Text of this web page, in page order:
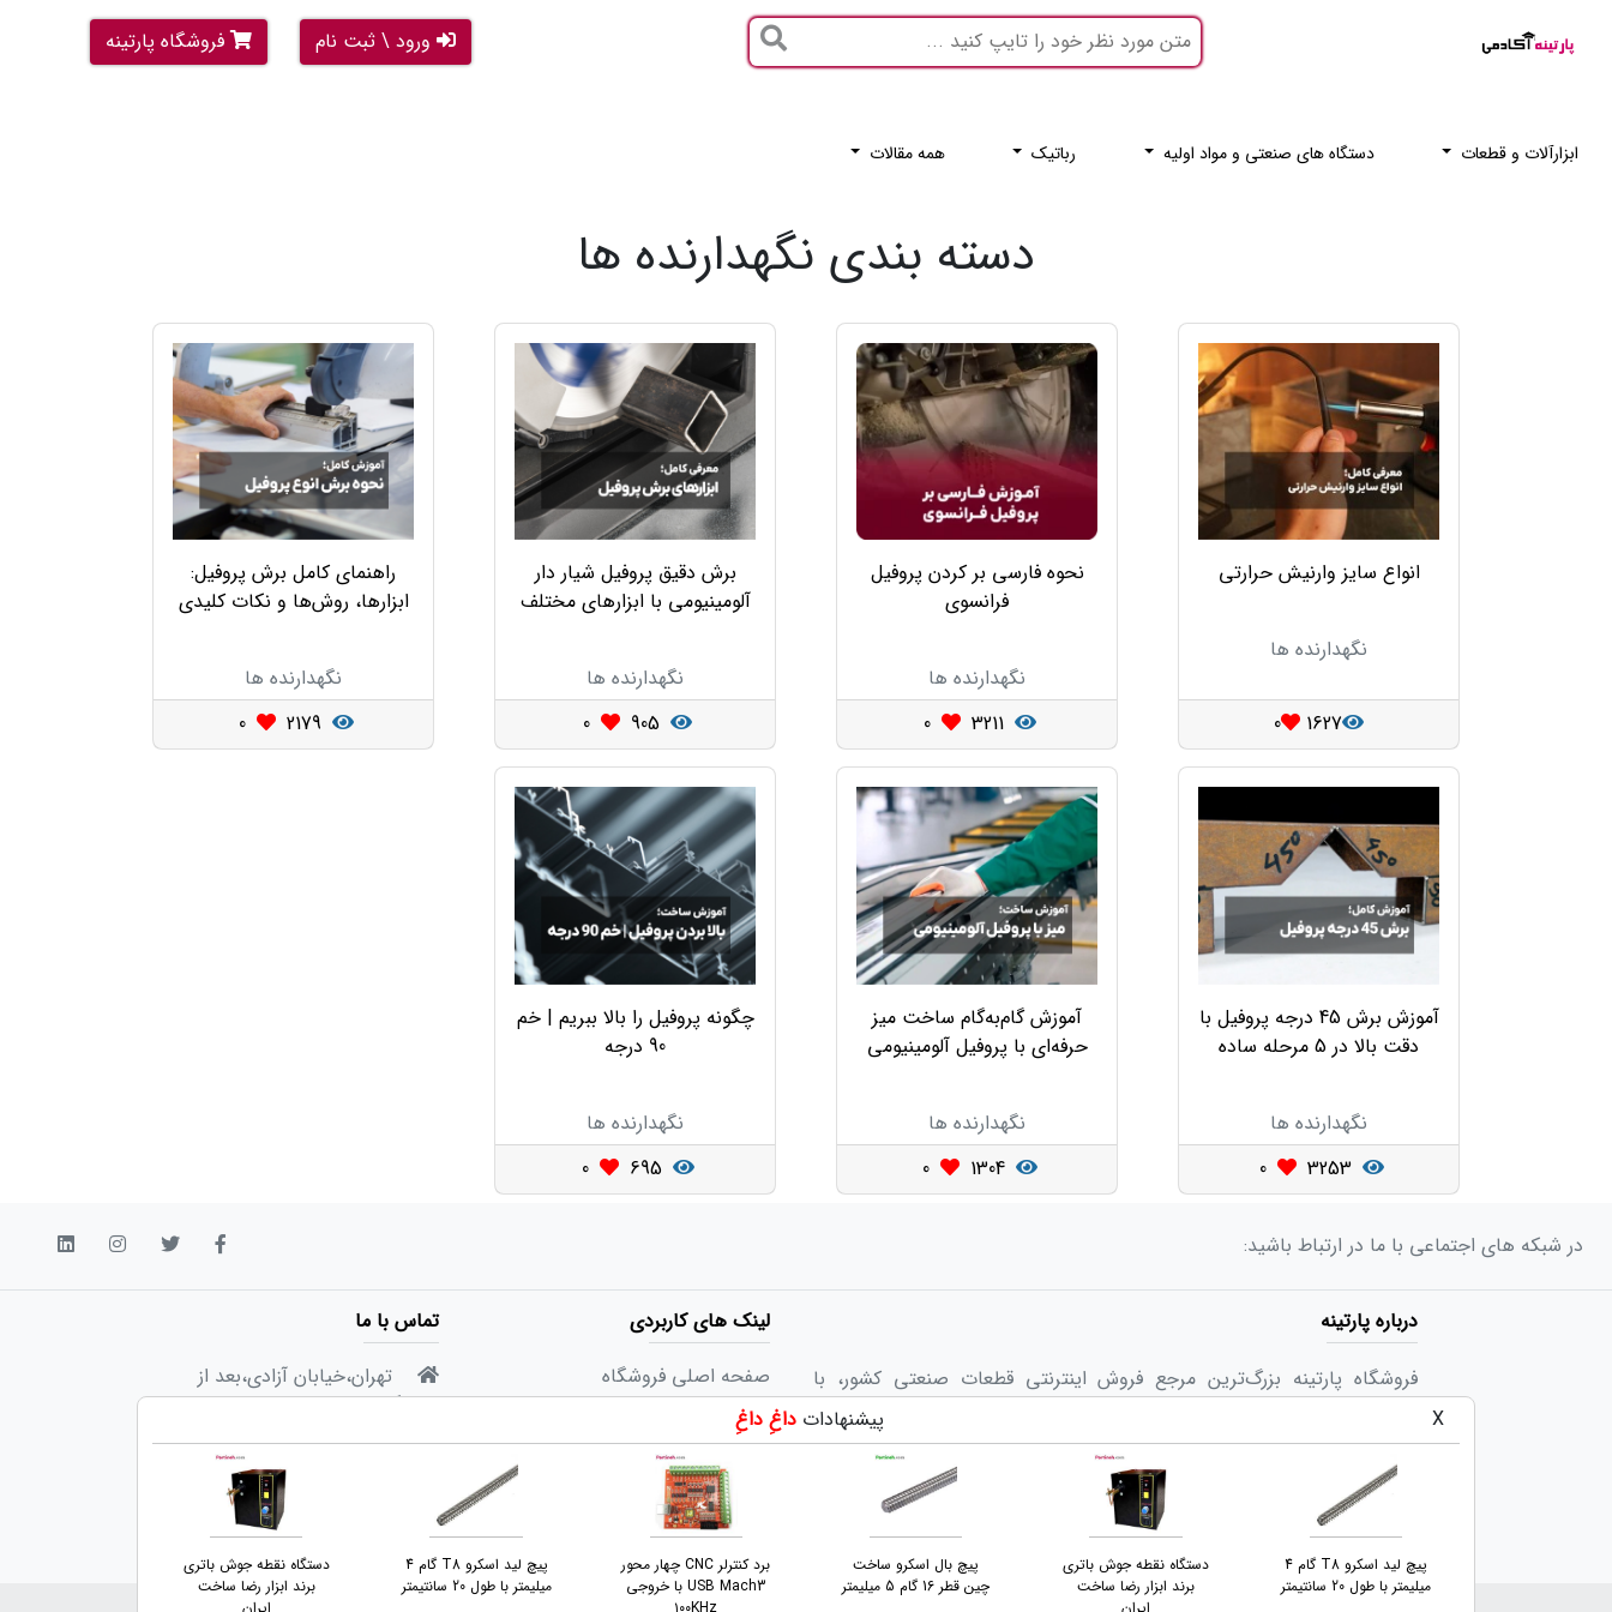
ورود \ ثبت نام فروشگاه پارتینه
ابزارآلات و قطعات دستگاه های صنعتی و مواد اولیه رباتیک همه مقالات
دسته بندی نگهدارنده ها
انواع سایز وارنیش حرارتی
نگهدارنده ها
1627
0
نحوه فارسی بر کردن پروفیل
فرانسوی
نگهدارنده ها
3211
0
برش دقیق پروفیل شیار دار
آلومینیومی با ابزارهای مختلف
نگهدارنده ها
905
0
راهنمای کامل برش پروفیل:
ابزارها، روش‌ها و نکات کلیدی
نگهدارنده ها
2179
0
آموزش برش 45 درجه پروفیل با
دقت بالا در 5 مرحله ساده
نگهدارنده ها
3253
0
آموزش گام‌به‌گام ساخت میز
حرفه‌ای با پروفیل آلومینیومی
نگهدارنده ها
1304
0
چگونه پروفیل را بالا ببریم | خم
90 درجه
نگهدارنده ها
695
0
X پیشنهادات داغِ داغِ
پیچ لید اسکرو T8 گام 4
میلیمتر با طول 20 سانتیمتر
دستگاه نقطه جوش باتری
برند ابزار رضا ساخت
پیچ بال اسکرو ساخت
چین قطر 16 گام 5 میلیمتر
برد کنترلر CNC چهار محور
USB Mach3 با خروجی
پیچ لید اسکرو T8 گام 4
میلیمتر با طول 20 سانتیمتر
دستگاه نقطه جوش باتری
برند ابزار رضا ساخت
در شبکه های اجتماعی با ما در ارتباط باشید:
درباره پارتینه
فروشگاه پارتینه بزرگ‌ترین مرجع فروش اینترنتی قطعات صنعتی کشور، با
گستره‌ای از کالاهای متنوع در حوزه های برق و مکانیک برای دانشجویان و
مهندسین و صنعت کاران و دانشگاه ها و کارگاه ها و کارخانه ها، برای کاربران
خود «تجربه‌ی لذت‌بخش یک خرید اینترنتی» را تداعی می‌کند.
لینک های کاربردی
صفحه اصلی فروشگاه
صفحه اصلی آکادمی
تماس با پارتینه
شرایط استفاده
تماس با ما
تهران،خیابان آزادی،بعد از
دانشگاه شریف،انتهای خیابان